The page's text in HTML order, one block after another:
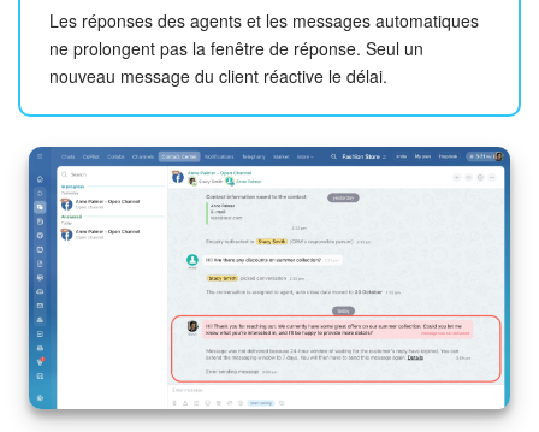
Espace des ventes
Marketing
Entreprise
Market (Applications)
Centre de contact
Paramètres
Les réponses des agents et les messages automatiques
ne prolongent pas la fenêtre de réponse. Seul un
nouveau message du client réactive le délai.